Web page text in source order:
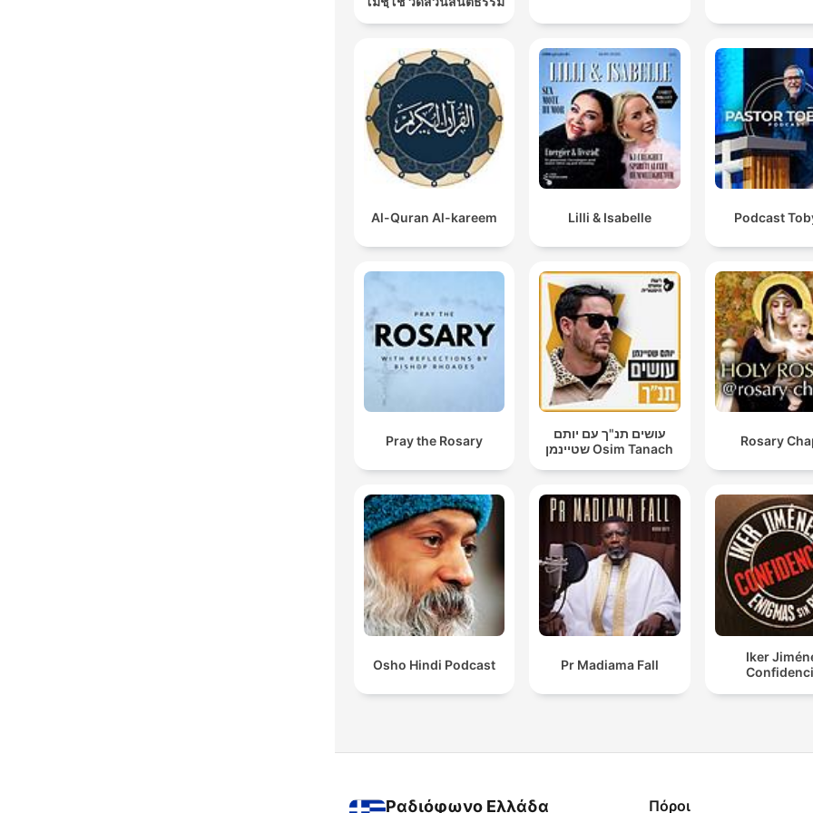
Al-Quran Al-kareem Lilli & Isabelle Podcast
Pray the Rosary
עושים תנ"ך עם יותם
שטיינמן Osim Tanach
Rosary
Osho Hindi Podcast Pr Madiama Fall
Iker
Ραδιόφωνο Ελλάδα Πόροι